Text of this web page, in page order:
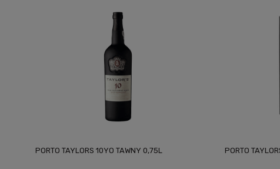
PORTO TAYLORS 10YO TAWNY 0,75L PORTO